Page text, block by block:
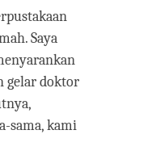
Saya
gelar doktor
sama, kami